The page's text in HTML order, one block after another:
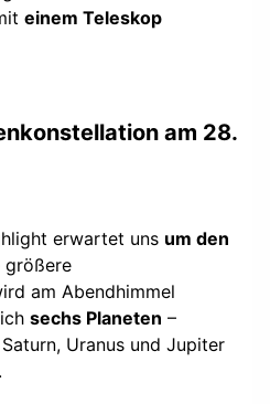
einem Teleskop
am 28.
erwartet uns um den
größere
am Abendhimmel
sechs Planeten –
Uranus und Jupiter